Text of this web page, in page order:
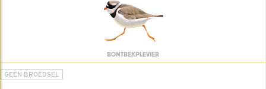
BONTBEKPLEVIER
GEEN BROEDSEL